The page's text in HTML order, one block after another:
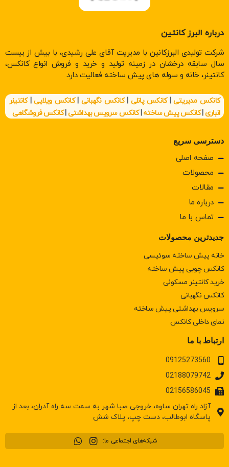
درباره البرز کانتین
شرکت تولیدی البرزکانین با مدیریت آقای علی رشیدی، با بیش از بیست
سال سابقه درخشان در زمینه تولید و خرید و فروش انواع کانکس،
کانتینر، خانه و سوله های پیش ساخته فعالیت دارد.
کانکس مدیریتی|کانکس پانلی |کانکس نگهبانی |کانکس ویلایی|کانتینر
انباری|کانکس پیش ساخته|کانکس سرویس بهداشتی|کانکس فروشگاهی
دسترسی سریع
صفحه اصلی
محصولات
مقالات
درباره ما
تماس با ما
جدیدترین محصولات
خانه پیش ساخته سوئیسی
کانکس چوبی پیش ساخته
خرید کانتینر مسکونی
كانكس نگهبانی
سرويس بهداشتی پيش ساخته
نمای داخلی کانکس
ارتباط با ما
09125273560
02188079742
02156586045
آزاد راه تهران ساوه، خروجی صبا شهر به سمت سه راه آدران، بعد از
پاسگاه ابوطالب، دست چپ، پلاک شش
شبکه‌های اجتماعی ما: